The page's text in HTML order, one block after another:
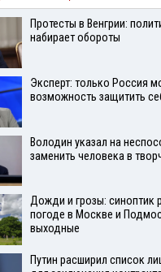
Протесты в Венгрии:
набирает обороты
Эксперт: только Россия
возможность защитить
Володин указал на
заменить человека в
Дожди и грозы: синоптик
погоде в Москве и
выходные
Путин расширил список